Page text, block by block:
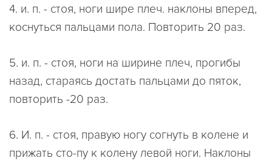
4. и. п. - стоя, ноги шире плеч. наклоны вперед,
коснуться пальцами пола. Повторить 20 раз.
5. и. п. - стоя, ноги на ширине плеч, прогибы
назад, стараясь достать пальцами до пяток,
повторить -20 раз.
6. И. п. - стоя, правую ногу согнуть в колене и
прижать сто-пу к колену левой ноги. Наклоны